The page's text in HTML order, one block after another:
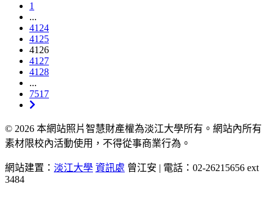
1
...
4124
4125
4126
4127
4128
...
7517
© 2026 本網站照片智慧財產權為淡江大學所有。網站內所有
素材限校內活動使用，不得從事商業行為。
網站建置： 淡江大學 資訊處 曾江安 | 電話：02-26215656 ext
3484